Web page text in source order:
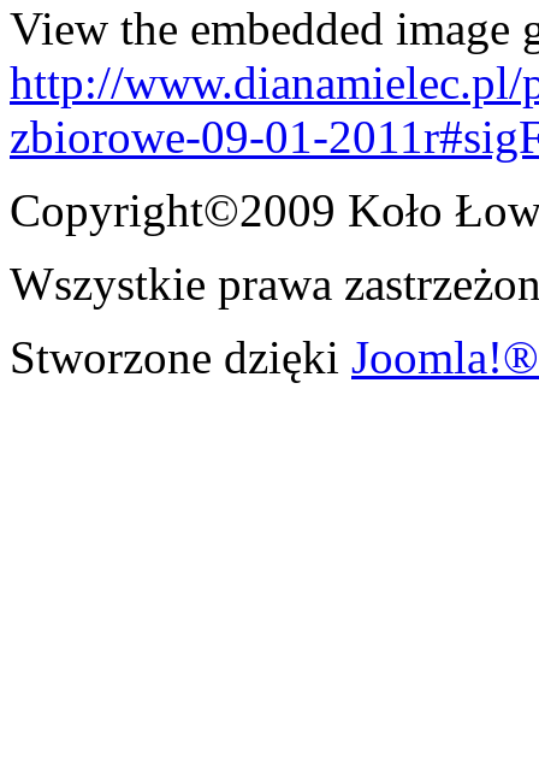
View the embedded image
http://
zbiorowe-09-01-
Copyright©2009 Koło
Wszystkie prawa
Stworzone dzięki Joomla!®